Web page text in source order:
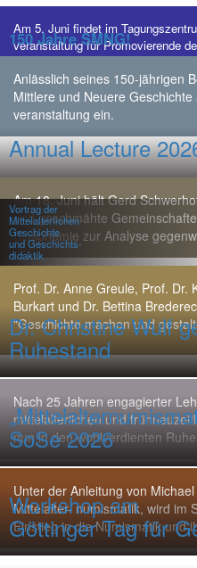
Am 5. Juni findet im
veranstaltung für Promovierende
Greule, Henrike Manuwald und
150 Jahre SMNG!
Anlässlich seines 150-jährigen
Mittlere und Neuere
veranstaltung ein.
Annual Lecture
Am 18. Juni hält Gerd
und geschmähte
Blasphemie zur Analyse
Vortrag der
Mittelalterlichen
Geschichte
und Geschichts-
didaktik
Prof. Dr. Anne Greule, Prof. Dr.
Burkart und Dr. Bettina
"Geschichte machen und
Dr. Christine Wulf
Ruhestand
Nach 25 Jahren engagierter
mittelalterlichen und
nun in den wohlverdienten
SoSe 2026
Unter der Anleitung von
Mittelalter- numismatik, wird im
Einstieg in die Numismatik und
Workshop am
Göttinger Tag für